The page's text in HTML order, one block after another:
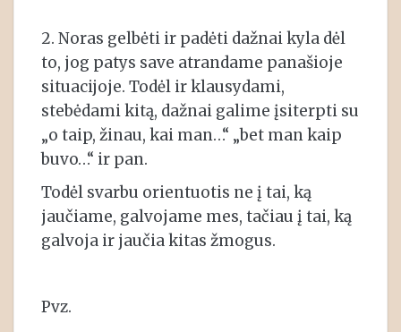
2. Noras gelbėti ir padėti dažnai kyla dėl
to, jog patys save atrandame panašioje
situacijoje. Todėl ir klausydami,
stebėdami kitą, dažnai galime įsiterpti su
„o taip, žinau, kai man…“ „bet man kaip
buvo…“ ir pan.
Todėl svarbu orientuotis ne į tai, ką
jaučiame, galvojame mes, tačiau į tai, ką
galvoja ir jaučia kitas žmogus.
Pvz.